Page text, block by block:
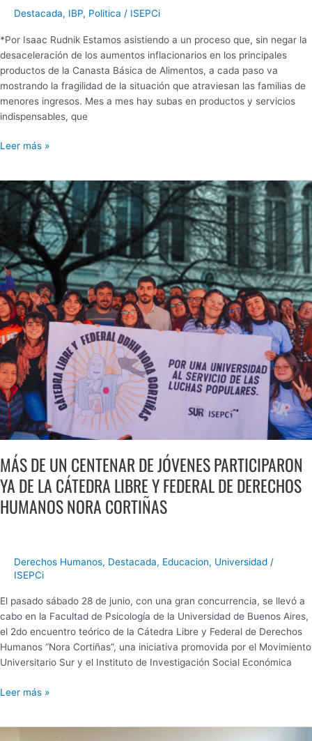
Destacada, IBP, Politica / ISEPCi
*Por Isaac Rudnik Estamos asistiendo a un proceso que, sin negar la
desaceleración de los aumentos inflacionarios en los principales
productos de la Canasta Básica de Alimentos, a cada paso va
mostrando la fragilidad de la situación que atraviesan las familias de
menores ingresos. Mes a mes hay subas en productos y servicios
indispensables, que
Leer más »
MÁS DE UN CENTENAR DE JÓVENES PARTICIPARON
YA DE LA CÁTEDRA LIBRE Y FEDERAL DE DERECHOS
HUMANOS NORA CORTIÑAS
Derechos Humanos, Destacada, Educacion, Universidad /
ISEPCi
El pasado sábado 28 de junio, con una gran concurrencia, se llevó a
cabo en la Facultad de Psicología de la Universidad de Buenos Aires,
el 2do encuentro teórico de la Cátedra Libre y Federal de Derechos
Humanos “Nora Cortiñas”, una iniciativa promovida por el Movimiento
Universitario Sur y el Instituto de Investigación Social Económica
MÁS
DE
UN
CENTENAR
DE
JÓVENES
PARTICIPARON
YA
DE
LA
CÁTEDRA
LIBRE
Y
FEDERAL
DE
DERECHOS
HUMANOS
CORTIÑAS
Leer más »